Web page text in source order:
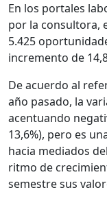
En los portales
por la consultora,
5.425
incremento de
De acuerdo al
año pasado, la
acentuando
13,6%), pero es
hacia mediados
ritmo de
semestre sus